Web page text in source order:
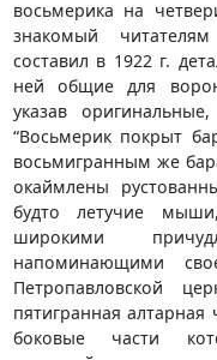
восьмерика на
знакомый
составил в 1922 г.
ней общие для
указав
“Восьмерик покрыт
восьмигранным же
окаймлены
будто летучие
широкими
напоминающими
Петропавловской
пятигранная алтарная
боковые части